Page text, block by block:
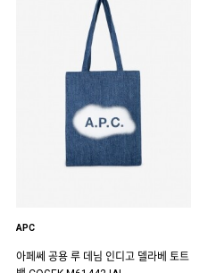
APC
아페쎄 공용 루 데님 인디고 델라베 토트